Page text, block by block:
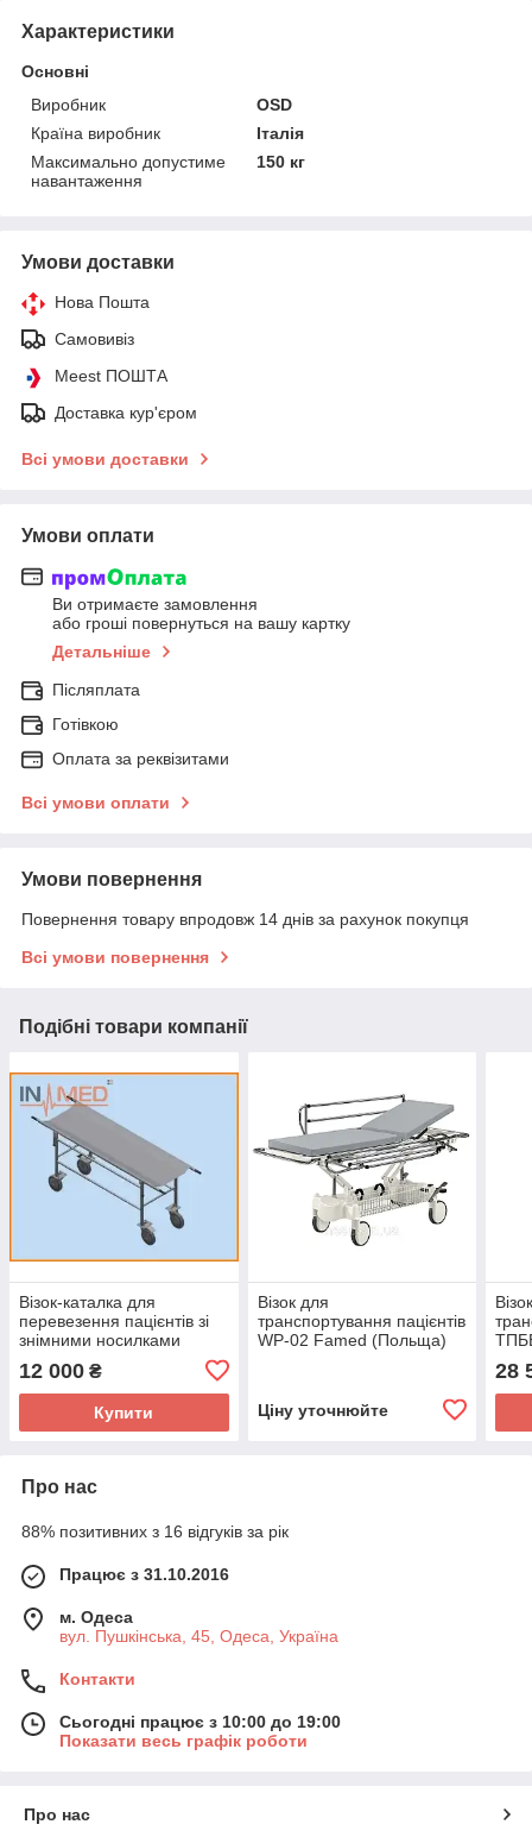
Характеристики
Основні
Виробник
ОSD
Країна виробник
Італія
Максимально допустиме
навантаження
150 кг
Умови доставки
Нова Пошта
Самовивіз
Meest ПОШТА
Доставка кур'єром
Всі умови доставки
Умови оплати
Ви отримаєте замовлення
або гроші повернуться на вашу картку
Детальніше
Післяплата
Готівкою
Оплата за реквізитами
Всі умови оплати
Умови повернення
Повернення товару впродовж 14 днів за рахунок покупця
Всі умови повернення
Подібні товари компанії
Візок-каталка для
перевезення пацієнтів зі
знімними носилками
12 000 ₴
Купити
Візок для
транспортування пацієнтів
WP-02 Famed (Польща)
Ціну уточнюйте
28
Про нас
88% позитивних з 16 відгуків за рік
Працює з 31.10.2016
м. Одеса
вул. Пушкінська, 45, Одеса, Україна
Контакти
Сьогодні працює з 10:00 до 19:00
Показати весь графік роботи
Про нас